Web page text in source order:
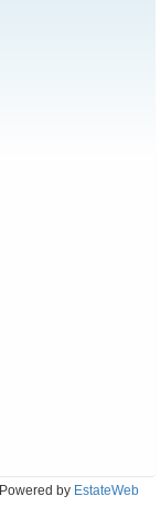
Powered by EstateWeb